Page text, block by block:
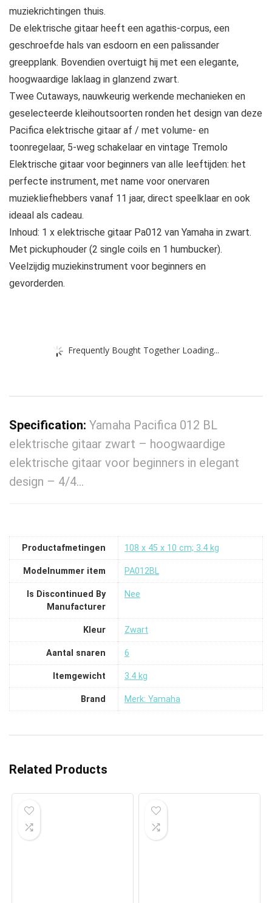
muziekrichtingen thuis.
De elektrische gitaar heeft een agathis-corpus, een
geschroefde hals van esdoorn en een palissander
greepplank. Bovendien overtuigt hij met een elegante,
hoogwaardige laklaag in glanzend zwart.
Twee Cutaways, nauwkeurig werkende mechanieken en
geselecteerde kleihoutsoorten ronden het design van deze
Pacifica elektrische gitaar af / met volume- en
toonregelaar, 5-weg schakelaar en vintage Tremolo
Elektrische gitaar voor beginners van alle leeftijden: het
perfecte instrument, met name voor onervaren
muziekliefhebbers vanaf 11 jaar, direct speelklaar en ook
ideaal als cadeau.
Inhoud: 1 x elektrische gitaar Pa012 van Yamaha in zwart.
Met pickuphouder (2 single coils en 1 humbucker).
Veelzijdig muziekinstrument voor beginners en
gevorderden.
Frequently Bought Together Loading...
Specification: Yamaha Pacifica 012 BL
elektrische gitaar zwart – hoogwaardige
elektrische gitaar voor beginners in elegant
design – 4/4…
Productafmetingen ‎108 x 45 x 10 cm; 3.4 kg
Modelnummer item ‎PA012BL
Is Discontinued By
Manufacturer
‎Nee
Kleur ‎Zwart
Aantal snaren ‎6
Itemgewicht ‎3.4 kg
Brand Merk: Yamaha
Related Products